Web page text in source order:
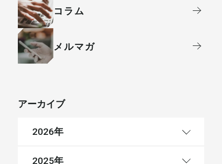
コラム
メルマガ
アーカイブ
2026年
2025年